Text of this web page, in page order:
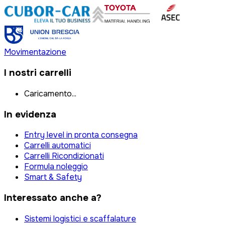
Movimentazione
I nostri carrelli
Caricamento...
In evidenza
Entry level in pronta consegna
Carrelli automatici
Carrelli Ricondizionati
Formula noleggio
Smart & Safety
Interessato anche a?
Sistemi logistici e scaffalature